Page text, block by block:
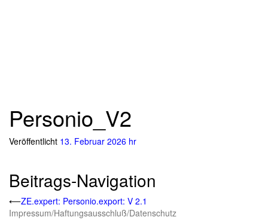
Personio_V2
Veröffentlicht 13. Februar 2026 hr
Beitrags-Navigation
⟵ZE.expert: Personio.export: V 2.1
Impressum/Haftungsausschluß/Datenschutz